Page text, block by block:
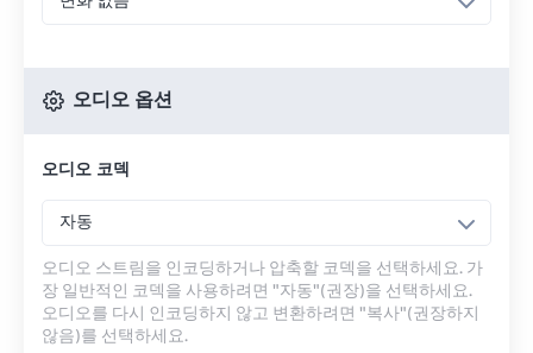
오디오 옵션
오디오 코덱
자동
오디오 스트림을 인코딩하거나 압축할 코덱을 선택하세요. 가
장 일반적인 코덱을 사용하려면 "자동"(권장)을 선택하세요.
오디오를 다시 인코딩하지 않고 변환하려면 "복사"(권장하지
않음)를 선택하세요.